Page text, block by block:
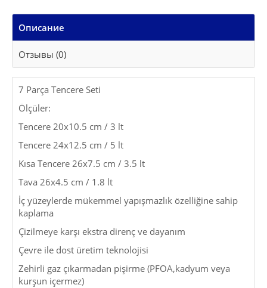
Описание
Отзывы (0)
7 Parça Tencere Seti
Ölçüler:
Tencere 20x10.5 cm / 3 lt
Tencere 24x12.5 cm / 5 lt
Kısa Tencere 26x7.5 cm / 3.5 lt
Tava 26x4.5 cm / 1.8 lt
İç yüzeylerde mükemmel yapışmazlık özelliğine sahip
kaplama
Çizilmeye karşı ekstra direnç ve dayanım
Çevre ile dost üretim teknolojisi
Zehirli gaz çıkarmadan pişirme (PFOA,kadyum veya
kurşun içermez)